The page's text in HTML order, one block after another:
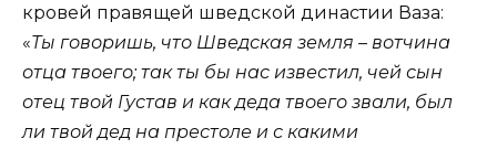
кровей правящей шведской династии Ваза:
«Ты говоришь, что Шведская земля – вотчина
отца твоего; так ты бы нас известил, чей сын
отец твой Густав и как деда твоего звали, был
ли твой дед на престоле и с какими